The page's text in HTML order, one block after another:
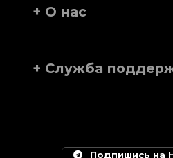
+ О нас
+ Служба
Подпишись на